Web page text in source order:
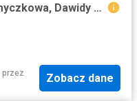
Wynajmę dom 128,71 m² ul. Smyczkowa, Dawidy Bankowe
przez
Zobacz dane